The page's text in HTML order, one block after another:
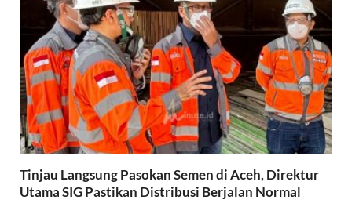
Tinjau Langsung Pasokan Semen di Aceh, Direktur
Utama SIG Pastikan Distribusi Berjalan Normal